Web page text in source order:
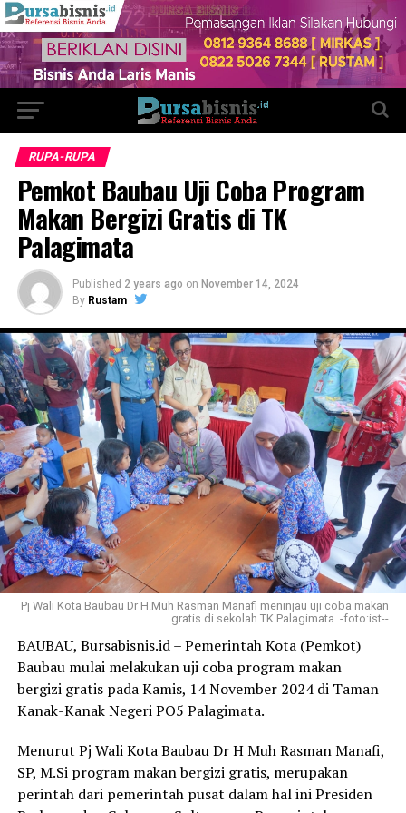
RUPA-RUPA
Pemkot Baubau Uji Coba Program
Makan Bergizi Gratis di TK
Palagimata
Published 2 years ago on November 14, 2024
By Rustam
Pj Wali Kota Baubau Dr H.Muh Rasman Manafi meninjau uji coba makan
gratis di sekolah TK Palagimata. -foto:ist--
BAUBAU, Bursabisnis.id – Pemerintah Kota (Pemkot)
Baubau mulai melakukan uji coba program makan
bergizi gratis pada Kamis, 14 November 2024 di Taman
Kanak-Kanak Negeri PO5 Palagimata.
Menurut Pj Wali Kota Baubau Dr H Muh Rasman Manafi,
SP, M.Si program makan bergizi gratis, merupakan
perintah dari pemerintah pusat dalam hal ini Presiden